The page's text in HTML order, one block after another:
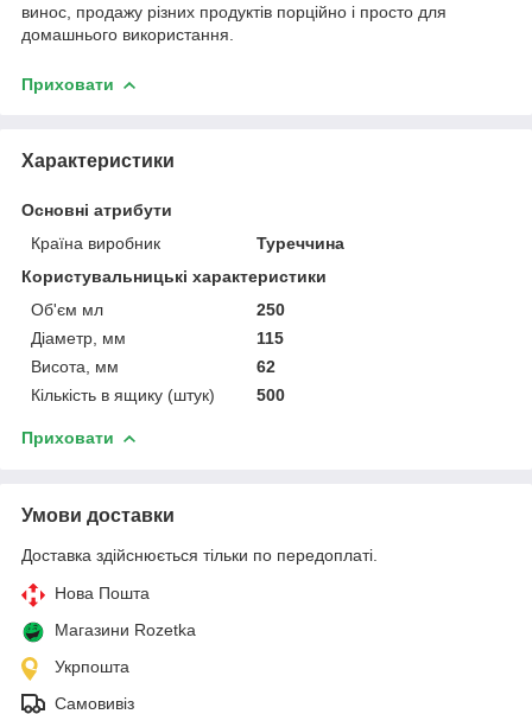
винос, продажу різних продуктів порційно і просто для
домашнього використання.
Приховати
Характеристики
Основні атрибути
Країна виробник
Туреччина
Користувальницькі характеристики
Об'єм мл
250
Діаметр, мм
115
Висота, мм
62
Кількість в ящику (штук)
500
Приховати
Умови доставки
Доставка здійснюється тільки по передоплаті.
Нова Пошта
Магазини Rozetka
Укрпошта
Самовивіз